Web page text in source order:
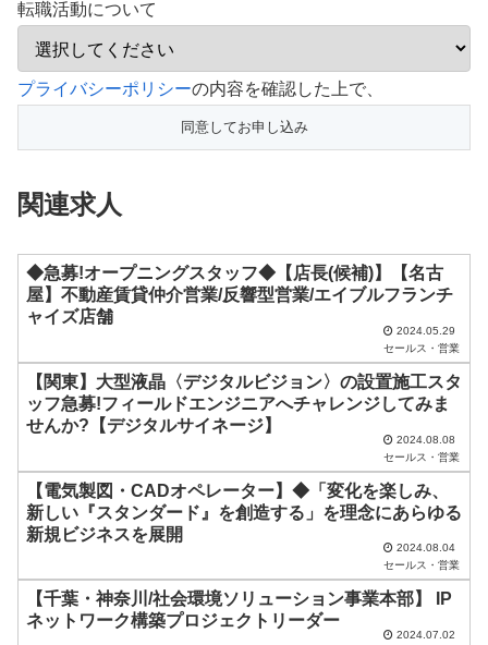
転職活動について
こ
フ
ー
ド
は
の
ま
て
く
だ
プライバシーポリシーの内容を確認した上で、
関連求人
◆急募!オープニングスタッフ◆【店長(候補)】【名古
屋】不動産賃貸仲介営業/反響型営業/エイブルフランチ
ャイズ店舗
2024.05.29
セールス・営業
【関東】大型液晶〈デジタルビジョン〉の設置施工スタ
ッフ急募!フィールドエンジニアへチャレンジしてみま
せんか?【デジタルサイネージ】
2024.08.08
セールス・営業
【電気製図・CADオペレーター】◆「変化を楽しみ、
新しい『スタンダード』を創造する」を理念にあらゆる
新規ビジネスを展開
2024.08.04
セールス・営業
【千葉・神奈川/社会環境ソリューション事業本部】 IP
ネットワーク構築プロジェクトリーダー
2024.07.02